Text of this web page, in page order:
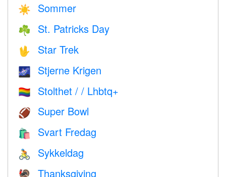
☀️ Sommer
☘️ St. Patricks Day
🖖 Star Trek
🌌 Stjerne Krigen
🏳️‍🌈 Stolthet / / Lhbtq+
🏈 Super Bowl
🛍 Svart Fredag
🚴 Sykkeldag
Thanksgiving